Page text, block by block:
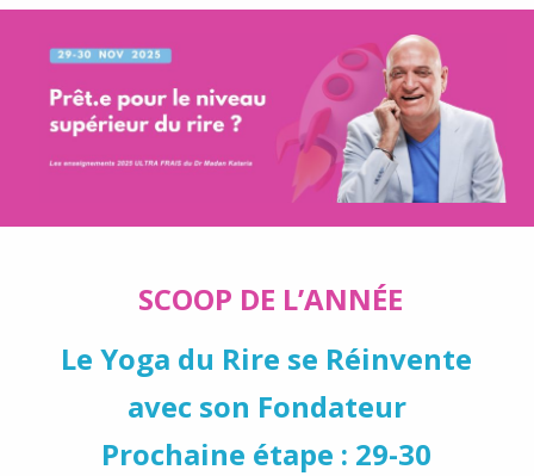
SCOOP DE L’ANNÉE
Le Yoga du Rire se Réinvente
avec son Fondateur
Prochaine étape : 29-30